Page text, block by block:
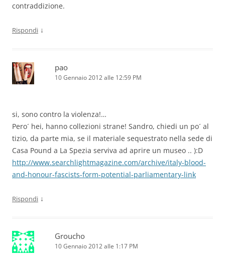
contraddizione.
Rispondi ↓
pao
10 Gennaio 2012 alle 12:59 PM
si, sono contro la violenza!…
Pero´ hei, hanno collezioni strane! Sandro, chiedi un po´ al
tizio, da parte mia, se il materiale sequestrato nella sede di
Casa Pound a La Spezia serviva ad aprire un museo .. ):D
http://www.searchlightmagazine.com/archive/italy-blood-
and-honour-fascists-form-potential-parliamentary-link
Rispondi ↓
Groucho
10 Gennaio 2012 alle 1:17 PM